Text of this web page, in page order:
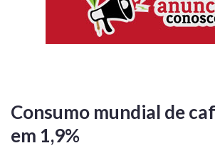
Consumo mundial de
em 1,9%